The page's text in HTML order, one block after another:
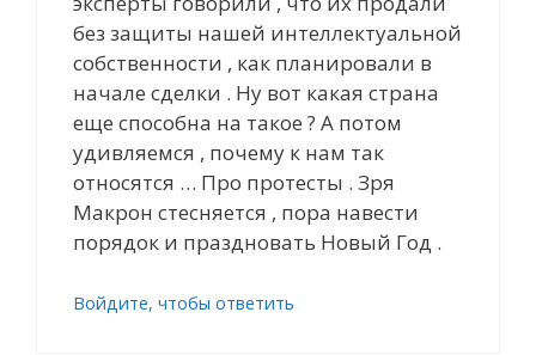
без защиты нашей интеллектуальной
собственности , как планировали в
начале сделки . Ну вот какая страна
еще способна на такое ? А потом
удивляемся , почему к нам так
относятся … Про протесты . Зря
Макрон стесняется , пора навести
порядок и праздновать Новый Год .
Войдите, чтобы ответить